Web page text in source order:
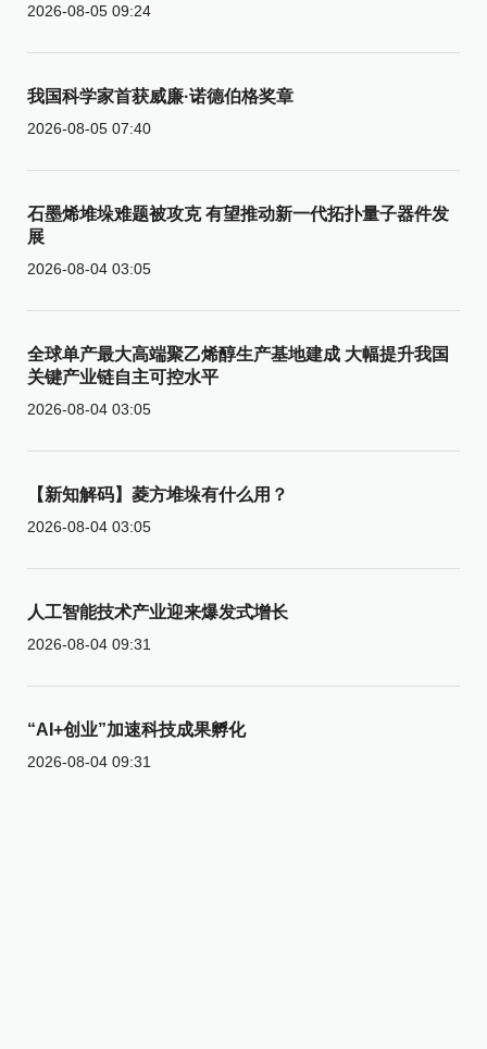
2026-08-05 09:24
我国科学家首获威廉·诺德伯格奖章
2026-08-05 07:40
石墨烯堆垛难题被攻克 有望推动新一代拓扑量子器件发
展
2026-08-04 03:05
全球单产最大高端聚乙烯醇生产基地建成 大幅提升我国
关键产业链自主可控水平
2026-08-04 03:05
【新知解码】菱方堆垛有什么用？
2026-08-04 03:05
人工智能技术产业迎来爆发式增长
2026-08-04 09:31
“AI+创业”加速科技成果孵化
2026-08-04 09:31